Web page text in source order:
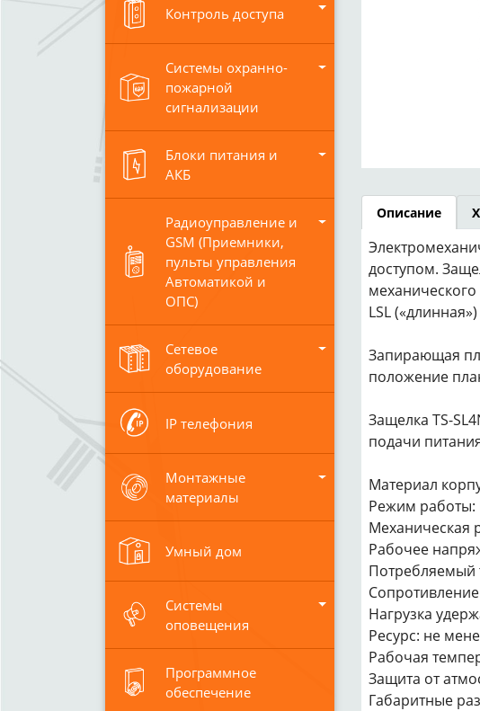
Контроль доступа
Системы охранно-
пожарной
сигнализации
Блоки питания и
АКБ
Радиоуправление и
GSM (Приемники,
пульты управления
Автоматикой и
ОПС)
Сетевое
оборудование
IP телефония
Монтажные
материалы
Умный дом
Системы
оповещения
Программное
обеспечение
Описание
доступом.
LSL
Запирающая
положение
Защелка TS-
подачи
Материал
Режим работы:
Механическая
Рабочее
Потребляемый
Нагрузка
Ресурс: не
Рабочая
Защита от
Габаритные